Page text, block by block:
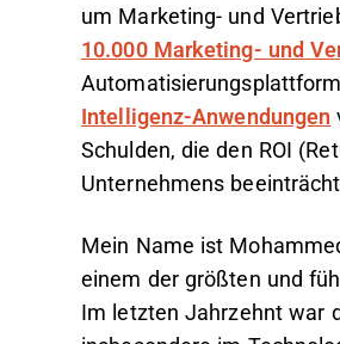
um Marketing- und
10.000 Marketing- und
Intelligenz-Anwendungen
Schulden, die den ROI
Unternehmens
Mein Name ist
einem der größten und
Im letzten Jahrzehnt war